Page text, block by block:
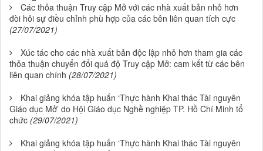
Các thỏa thuận Truy cập Mở với các nhà xuất bản nhỏ hơn
đòi hỏi sự điều chỉnh phù hợp của các bên liên quan tích cực
(27/07/2021)
Xúc tác cho các nhà xuất bản độc lập nhỏ hơn tham gia các
thỏa thuận chuyển đổi quá độ Truy cập Mở: cam kết từ các bên
liên quan chính (28/07/2021)
Khai giảng khóa tập huấn ‘Thực hành Khai thác Tài nguyên
Giáo dục Mở’ do Hội Giáo dục Nghề nghiệp TP. Hồ Chí Minh tổ
chức (29/07/2021)
Khai giảng khóa tập huấn ‘Thực hành Khai thác Tài nguyên